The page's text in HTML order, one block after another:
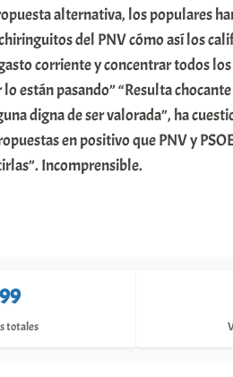
alternativa, los populares
del PNV cómo así los
corriente y concentrar todos
están pasando” “Resulta
digna de ser valorada”, ha
en positivo que PNV y
Incomprensible.
totales